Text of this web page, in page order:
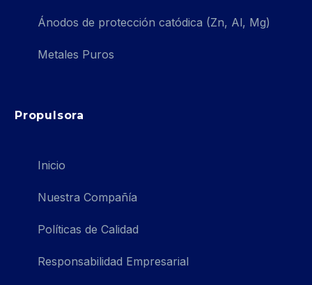
Ánodos de protección catódica (Zn, Al, Mg)
Metales Puros
Propulsora
Inicio
Nuestra Compañía
Políticas de Calidad
Responsabilidad Empresarial